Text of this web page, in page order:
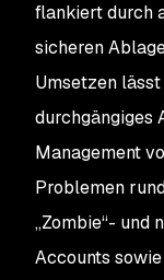
flankiert durch
sicheren
Umsetzen
durchgängiges
Management
Problemen
„Zombie“- und
Accounts